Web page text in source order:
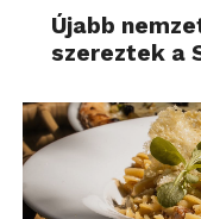
Újabb
szereztek a